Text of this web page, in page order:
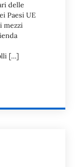
delle
Paesi UE
mezzi
[…]